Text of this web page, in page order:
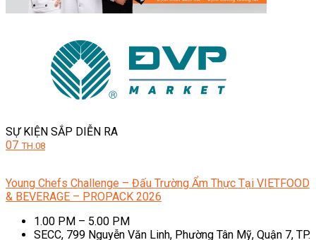
SỰ KIỆN SẮP DIỄN RA
07 TH.08
Young Chefs Challenge – Đấu Trường Ẩm Thực Tại VIETFOOD
& BEVERAGE – PROPACK 2026
1.00 PM – 5.00 PM
SECC, 799 Nguyễn Văn Linh, Phường Tân Mỹ, Quận 7, TP.